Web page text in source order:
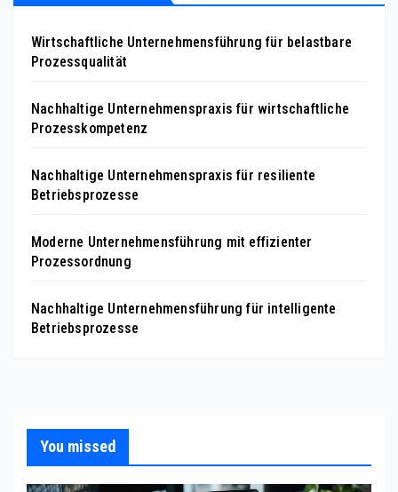
Wirtschaftliche Unternehmensführung für belastbare
Prozessqualität
Nachhaltige Unternehmenspraxis für wirtschaftliche
Prozesskompetenz
Nachhaltige Unternehmenspraxis für resiliente
Betriebsprozesse
Moderne Unternehmensführung mit effizienter
Prozessordnung
Nachhaltige Unternehmensführung für intelligente
Betriebsprozesse
You missed